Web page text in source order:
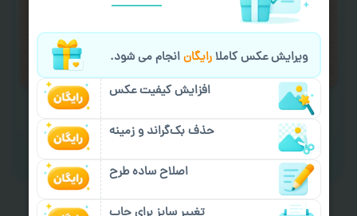
لازم را انجام دهید.
ایمیل جهت ثبت یا پیگیری سفارش:
aks4chap.com@gmail.com
ویرایش عکس کاملارایگانانجام می شود.
افزایش کیفیت عکس
حذف بک‌گراند و زمینه
اصلاح ساده طرح